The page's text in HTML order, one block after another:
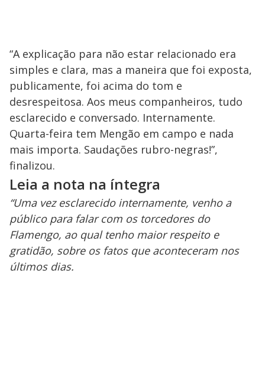
“A explicação para não estar relacionado era
simples e clara, mas a maneira que foi exposta,
publicamente, foi acima do tom e
desrespeitosa. Aos meus companheiros, tudo
esclarecido e conversado. Internamente.
Quarta-feira tem Mengão em campo e nada
mais importa. Saudações rubro-negras!”,
finalizou.
Leia a nota na íntegra
“Uma vez esclarecido internamente, venho a
público para falar com os torcedores do
Flamengo, ao qual tenho maior respeito e
gratidão, sobre os fatos que aconteceram nos
últimos dias.